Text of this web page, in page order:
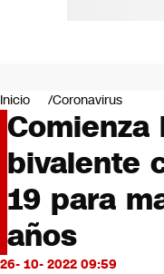
Negocios
Deportes
Programas completos
Cultura
Servicios
Bits
CNN Data
CNN tiempo
Futuro 360
Inicio Coronavirus
Comienza
bivalente
19 para
años
26- 10- 2022 09:59